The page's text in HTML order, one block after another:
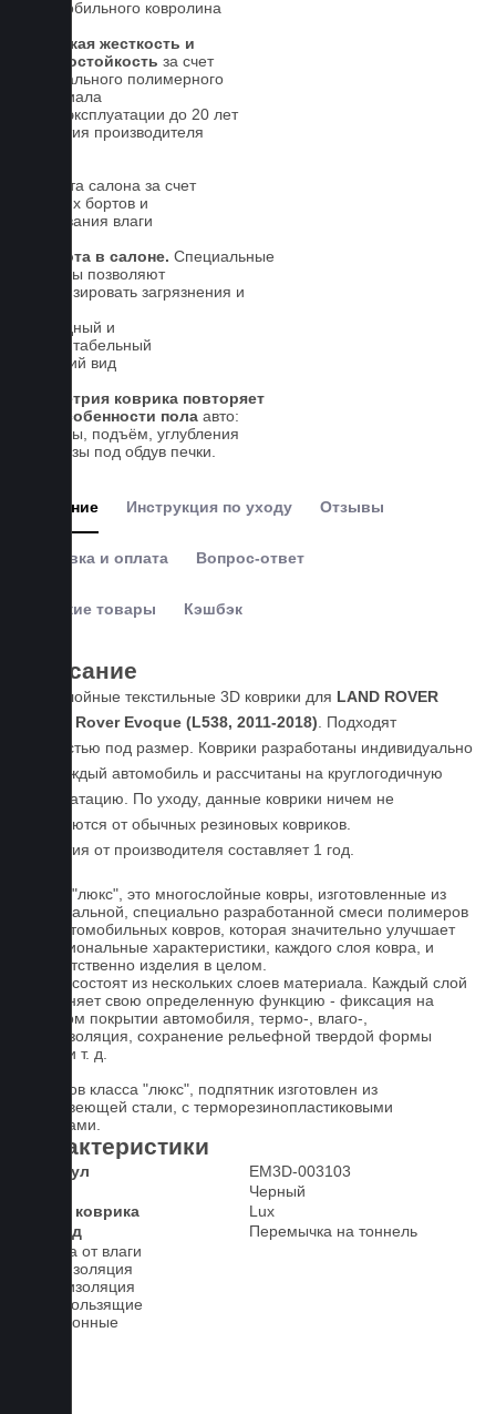
автомобильного ковролина
Высокая жесткость и
износостойкость за счет
специального полимерного
материала
Срок эксплуатации до 20 лет
Гарантия производителя
Чистота салона за счет
высоких бортов и
впитывания влаги
Чистота в салоне. Специальные
выступы позволяют
локализировать загрязнения и
Солидный и
презентабельный
внешний вид
Геометрия коврика повторяет
все особенности пола авто:
выступы, подъём, углубления
и вырезы под обдув печки.
Описание Инструкция по уходу Отзывы
Доставка и оплата Вопрос-ответ
Похожие товары Кэшбэк
Описание
Пятислойные текстильные 3D коврики для LAND ROVER
Range Rover Evoque (L538, 2011-2018) . Подходят
полностью под размер. Коврики разработаны индивидуально
под каждый автомобиль и рассчитаны на круглогодичную
эксплуатацию. По уходу, данные коврики ничем не
отличаются от обычных резиновых ковриков.
Гарантия от производителя составляет 1 год.
Ковры "люкс", это многослойные ковры, изготовленные из
оригинальной, специально разработанной смеси полимеров
для автомобильных ковров, которая значительно улучшает
функциональные характеристики, каждого слоя ковра, и
соответственно изделия в целом.
Ковры состоят из нескольких слоев материала. Каждый слой
выполняет свою определенную функцию - фиксация на
штатном покрытии автомобиля, термо-, влаго-,
звукоизоляция, сохранение рельефной твердой формы
ковра и т. д.
У ковров класса "люкс", подпятник изготовлен из
нержавеющей стали, с терморезинопластиковыми
вставками.
Характеристики
Артикул
EM3D-003103
Черный
Класс коврика
Lux
2-й ряд
Перемычка на тоннель
Защита от влаги
Шумоизоляция
Теплоизоляция
Антискользящие
Всесезонные